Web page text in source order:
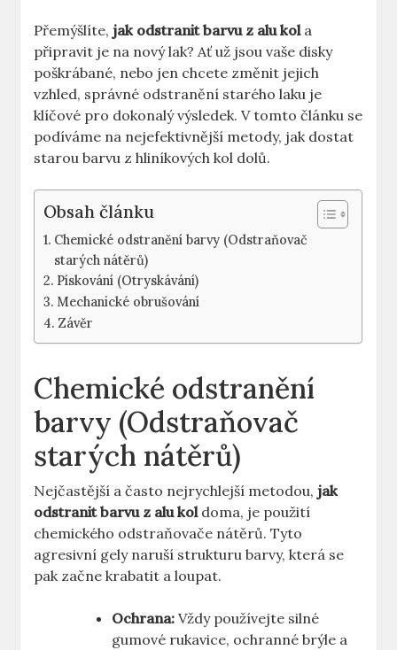
Přemýšlíte, jak odstranit barvu z alu kola
připravit je na nový lak? Ať už jsou vaše disky
poškrábané, nebo jen chcete změnit jejich
vzhled, správné odstranění starého laku je
klíčové pro dokonalý výsledek. V tomto článku se
podíváme na nejefektivnější metody, jak dostat
starou barvu z hliníkových kol dolů.
Obsah článku
Chemické odstranění barvy (Odstraňovač
starých nátěrů)
Pískování (Otryskávání)
Mechanické obrušování
Závěr
Chemické odstranění
barvy (Odstraňovač
starých nátěrů)
Nejčastější a často nejrychlejší metodou, jak
odstranit barvu z alu koldoma, je použití
chemického odstraňovače nátěrů. Tyto
agresivní gely naruší strukturu barvy, která se
pak začne krabatit a loupat.
Ochrana: Vždy používejte silné
gumové rukavice, ochranné brýle a